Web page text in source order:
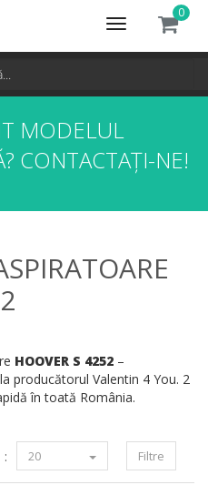
Toggle
navigation
0
MODELUL
CONTACTAȚI-NE!
HOOVER S 4252 –
producătorul Valentin 4 You. 2
în toată România.
Filtre
: 20